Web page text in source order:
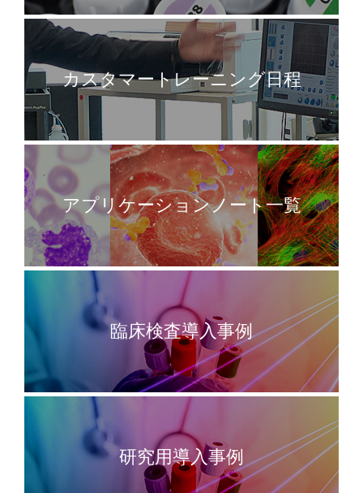
カスタマートレーニング日程
アプリケーションノート一覧
臨床検査導入事例
研究用導入事例